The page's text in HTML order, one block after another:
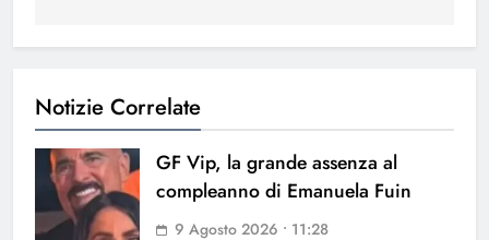
Notizie Correlate
GF Vip, la grande assenza al
compleanno di Emanuela Fuin
9 Agosto 2026 • 11:28